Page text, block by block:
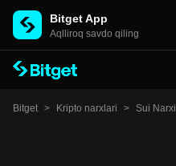
Bitget App
Aqlliroq savdo qiling
Bitget > Kripto narxlari > Sui Narxi